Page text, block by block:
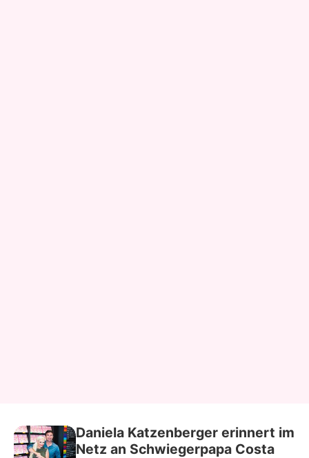
Daniela Katzenberger erinnert im
Netz an Schwiegerpapa Costa